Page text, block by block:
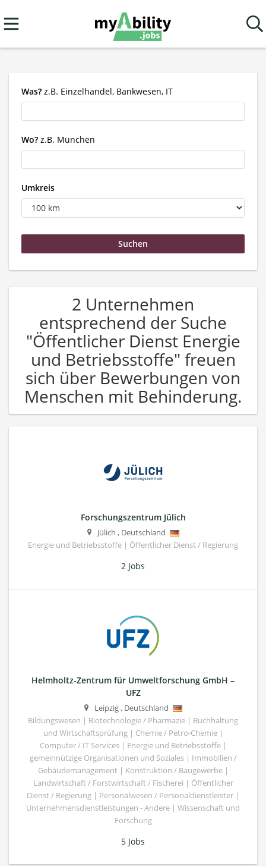
Was? z.B. Einzelhandel, Bankwesen, IT
Wo? z.B. München
Umkreis
2 Unternehmen
entsprechend der Suche
"Öffentlicher Dienst Energie
und Betriebsstoffe" freuen
sich über Bewerbungen von
Menschen mit Behinderung.
Forschungszentrum Jülich
Jülich , Deutschland
Energie und Betriebsstoffe | Öffentlicher Dienst / Regierung
2 Jobs
Helmholtz-Zentrum für Umweltforschung GmbH –
UFZ
Leipzig, Deutschland
Bildungswesen | Biotechnologie / Pharmazie | Buchhaltung
und Wirtschaftsprüfung | Chemie / Petro-Chemie |
Computer / IT Services | Energie und Betriebsstoffe |
gemeinnützige Organisationen und Soziales | Immobilien /
Gebäudemanagement | Konstruktion / Baugewerbe |
Landwirtschaft / Forstwirtschaft / Fischerei | Öffentlicher
Dienst / Regierung | Personalwesen / Personaldienstleister |
Unternehmensdienstleistungen - Andere | Wissenschaft und
Forschung
5 Jobs